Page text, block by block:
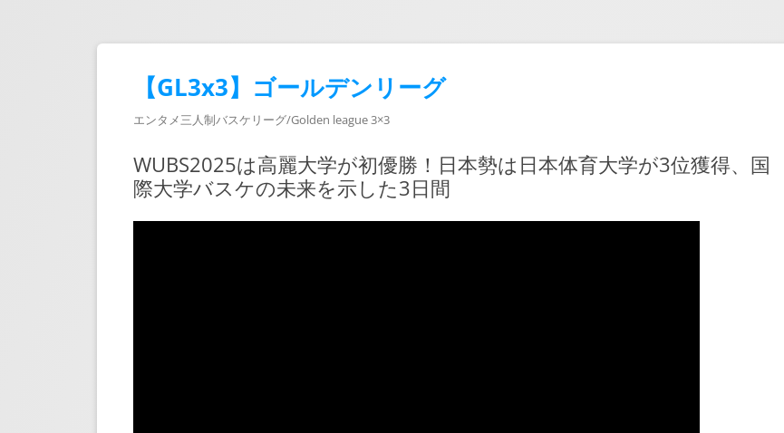
【GL3x3】ゴールデンリーグ
エンタメ三人制バスケリーグ/Golden league 3×3
WUBS2025は高麗大学が初優勝！日本勢は日本体育大学が3位獲得、国
際大学バスケの未来を示した3日間